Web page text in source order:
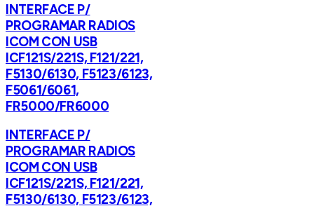
INTERFACE P/
PROGRAMAR RADIOS
ICOM CON USB
ICF121S/221S, F121/221,
F5130/6130, F5123/6123,
F5061/6061,
FR5000/FR6000
INTERFACE P/
PROGRAMAR RADIOS
ICOM CON USB
ICF121S/221S, F121/221,
F5130/6130, F5123/6123,